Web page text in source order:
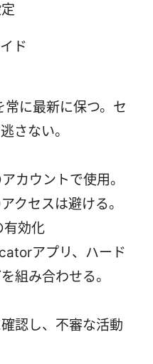
ド
常に最新に保つ。セ
さない。
カウントで使用。
クセスは避ける。
有効化
アプリ、ハード
組み合わせる。
認し、不審な活動